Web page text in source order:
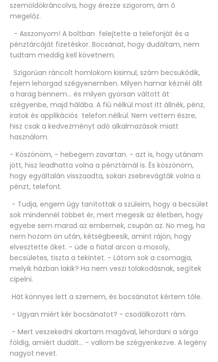
szemöldökráncolva, hogy érezze szigorom, ám ő
megelőz.
- Asszonyom! A boltban felejtette a telefonját és a
pénztárcáját fizetéskor. Bocsánat, hogy dudáltam, nem
tudtam meddig kell követnem.
Szigorúan ráncolt homlokom kisimul, szám becsukódik,
fejem lehorgad szégyenemben. Milyen hamar kéznél állt
a harag bennem… és milyen gyorsan váltott át
szégyenbe, majd hálába. A fiú nélkül most itt állnék, pénz,
iratok és applikációs telefon nélkül. Nem vettem észre,
hisz csak a kedvezményt adó alkalmazások miatt
használom.
- Köszönöm, - hebegem zavartan. - azt is, hogy utánam
jött, hisz leadhatta volna a pénztárnál is. És köszönöm,
hogy egyáltalán visszaadta, sokan zsebrevágták volna a
pénzt, telefont.
- Tudja, engem úgy tanítottak a szüleim, hogy a becsület
sok mindennél többet ér, mert megesik az életben, hogy
egyebe sem marad az embernek, csupán az. No meg, ha
nem hozom ön után, kétségbeesik, amint rájön, hogy
elvesztette őket. - üde a fiatal arcon a mosoly,
becsületes, tiszta a tekintet. - Látom sok a csomagja,
melyik házban lakik? Ha nem veszi tolakodásnak, segítek
cipelni.
Hát könnyes lett a szemem, és bocsánatot kértem tőle.
- Ugyan miért kér bocsánatot? - csodálkozott rám.
- Mert veszekedni akartam magával, lehordani a sárga
földig, amiért dudált... - vallom be szégyenkezve. A legény
nagyot nevet.